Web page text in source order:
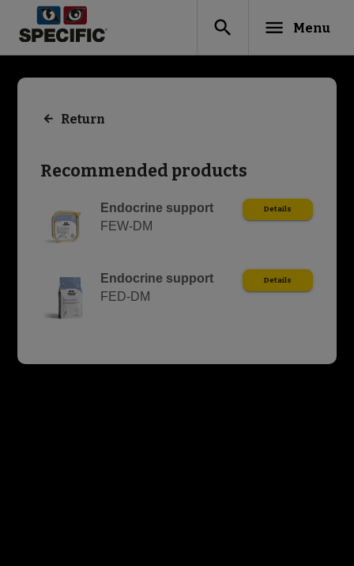
search menu Menu
Return
Recommended products
Endocrine support
FEW-DM
Details
Endocrine support
FED-DM
Details